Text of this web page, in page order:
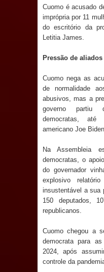
jurídico
Confira!
Caldas
antecipa
e aquece
Saúde
Caldas
Cuomo é acusado
imprópria por 11
do escritório da
Letitia James.
Pressão de aliados
Cuomo nega as
de normalidade
abusivos, mas a
governo partiu
democratas, até
americano Joe
Na Assembleia
democratas, o
do governador
explosivo
insustentável a sua
150 deputados,
republicanos.
Cuomo chegou a
democrata para
2024, após
controle da